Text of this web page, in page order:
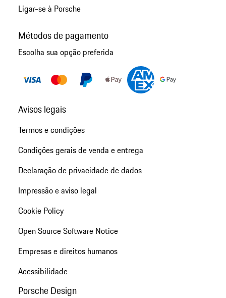
Ligar-se à Porsche
Métodos de pagamento
Escolha sua opção preferida
Avisos legais
Termos e condições
Condições gerais de venda e entrega
Declaração de privacidade de dados
Impressão e aviso legal
Cookie Policy
Open Source Software Notice
Empresas e direitos humanos
Acessibilidade
Porsche Design